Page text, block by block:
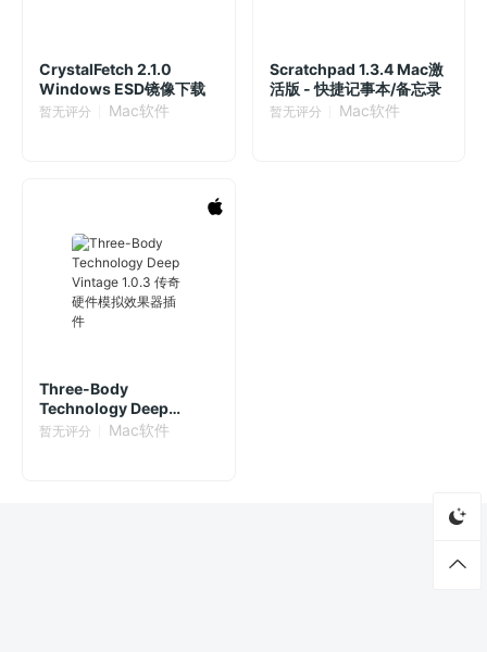
CrystalFetch 2.1.0
Windows ESD镜像下载
暂无评分 Mac软件
Scratchpad 1.3.4 Mac激
活版 - 快捷记事本/备忘录
暂无评分 Mac软件
Three-Body
Technology Deep
Vintage 1.0.3 传奇硬件模
暂无评分 Mac软件